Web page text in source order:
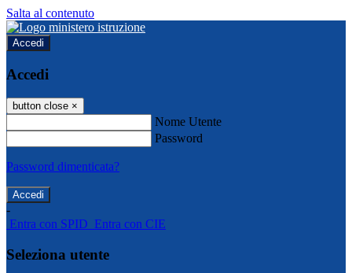
Salta al contenuto
Accedi
Accedi
button close ×
Nome Utente
Password
Password dimenticata?
-
Entra con SPID Entra con CIE
Seleziona utente